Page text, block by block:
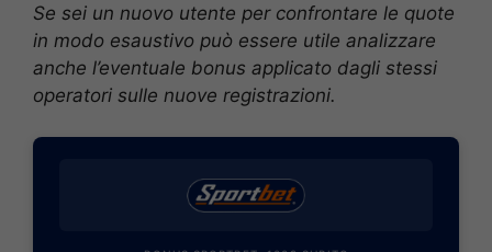
Se sei un nuovo utente per confrontare le quote
in modo esaustivo può essere utile analizzare
anche l’eventuale bonus applicato dagli stessi
operatori sulle nuove registrazioni.